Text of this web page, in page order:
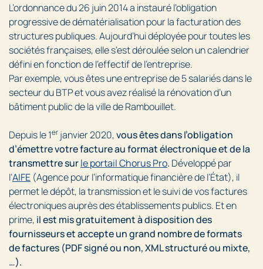
L’ordonnance du 26 juin 2014 a instauré l’obligation
progressive de dématérialisation pour la facturation des
structures publiques. Aujourd’hui déployée pour toutes les
sociétés françaises, elle s’est déroulée selon un calendrier
défini en fonction de l’effectif de l’entreprise.
Par exemple, vous êtes une entreprise de 5 salariés dans le
secteur du BTP et vous avez réalisé la rénovation d’un
bâtiment public de la ville de Rambouillet.
Depuis le 1er janvier 2020,vous êtes dans l’obligation
d’émettre votre facture au format électronique et de la
transmettre surle portail Chorus Pro. Développé par
l’AIFE (Agence pour l’informatique financière de l’État), il
permet le dépôt, la transmission et le suivi de vos factures
électroniques auprès des établissements publics. Et en
prime, il est mis gratuitement à disposition des
fournisseurs et accepte un grand nombre de formats
de factures (PDF signé ou non, XML structuré ou mixte,
…).